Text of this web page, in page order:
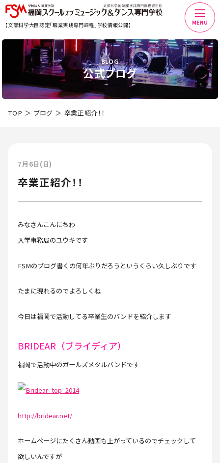
【文部科学大臣認定「職業実践専門課程」学校情報公開】 MENU
BLOG
公式ブログ
TOP ブログ 卒業正紹介！！
7月6日(日)
卒業正紹介！！
みなさんこんにちわ
入学事務局のユウキです
FSMのブログ書くの何年ぶりだろうというくらい久しぶりです
たまに現れるのでよろしくね
今日は福岡で活動してる卒業生のバンドを紹介します
BRIDEAR（ブライディア）
福岡で活動中のガールズメタルバンドです
http://bridear.net/
ホームページにたくさん動画も上がっているのでチェックして
欲しいんですが